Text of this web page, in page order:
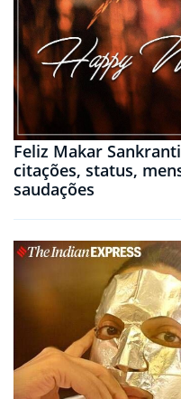
Feliz Makar
citações, status,
saudações